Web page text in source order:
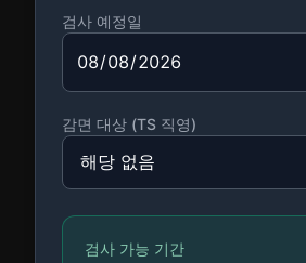
검사 예정일
감면 대상 (TS 직영)
검사 가능 기간